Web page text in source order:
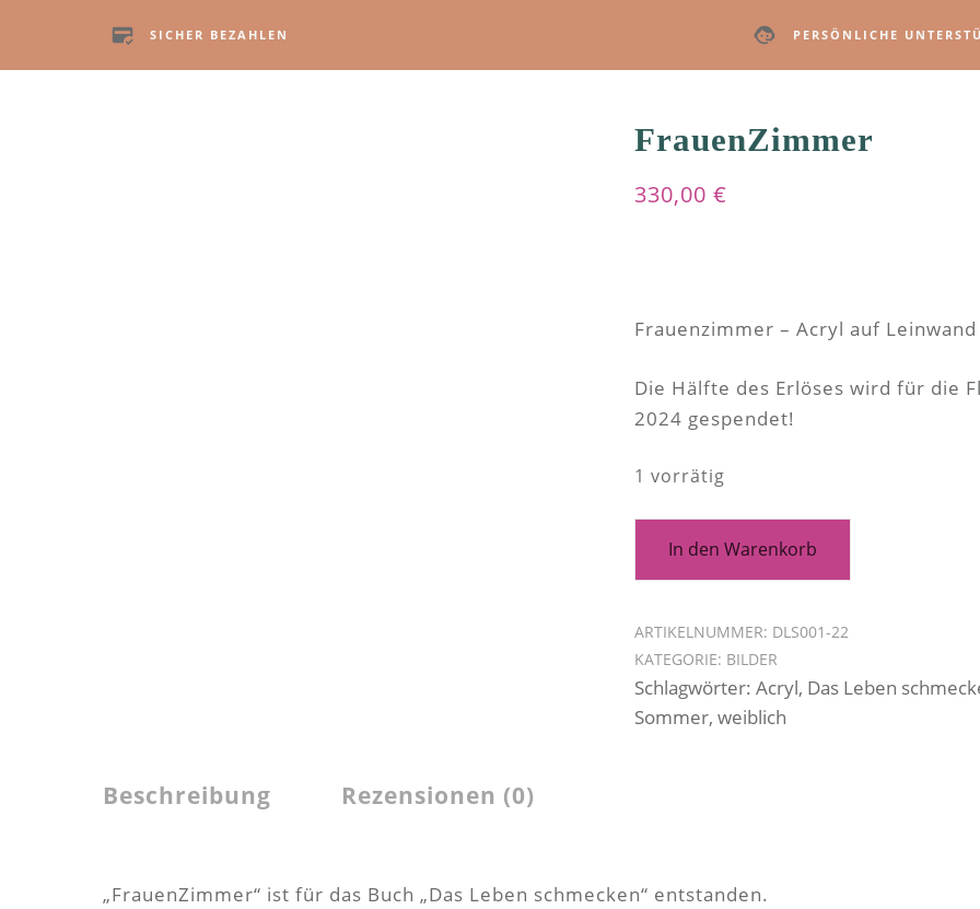
SICHER BEZAHLEN PERSÖNLICHE
FrauenZimmer
330,00€
Frauenzimmer – Acryl auf
Die Hälfte des Erlöses wird für die
2024 gespendet!
1 vorrätig
In den Warenkorb
ARTIKELNUMMER: DLS001-22
KATEGORIE: BILDER
Schlagwörter:Acryl, Das Leben
Sommer,weiblich
Beschreibung Rezensionen (0)
„FrauenZimmer“ ist für das Buch „Das Leben schmecken“ entstanden.